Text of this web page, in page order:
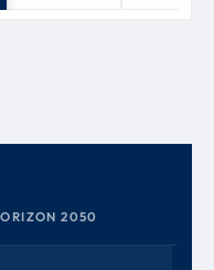
2050